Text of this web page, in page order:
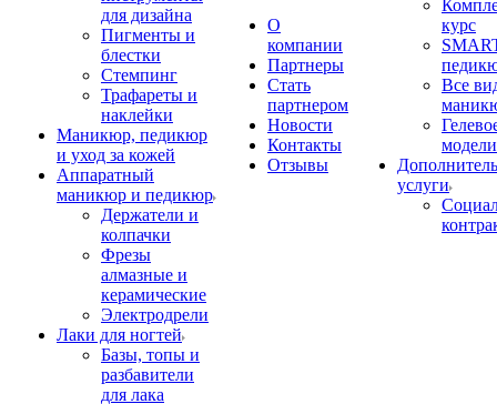
для дизайна
Пигменты и
блестки
Стемпинг
Трафареты и
наклейки
Маникюр, педикюр
и уход за кожей
Аппаратный
маникюр и педикюр
Держатели и
колпачки
Фрезы
алмазные и
керамические
Электродрели
Лаки для ногтей
Базы, топы и
разбавители
для лака
О
компании
Партнеры
Стать
партнером
Новости
Контакты
Отзывы
курс
Все
услуги